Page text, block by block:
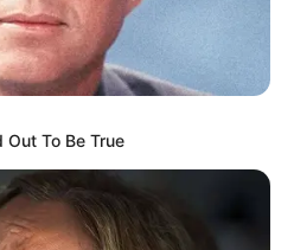
Projektes sind Affiliate-
etwas darüber gebucht oder
ohne dass sich
To Be True